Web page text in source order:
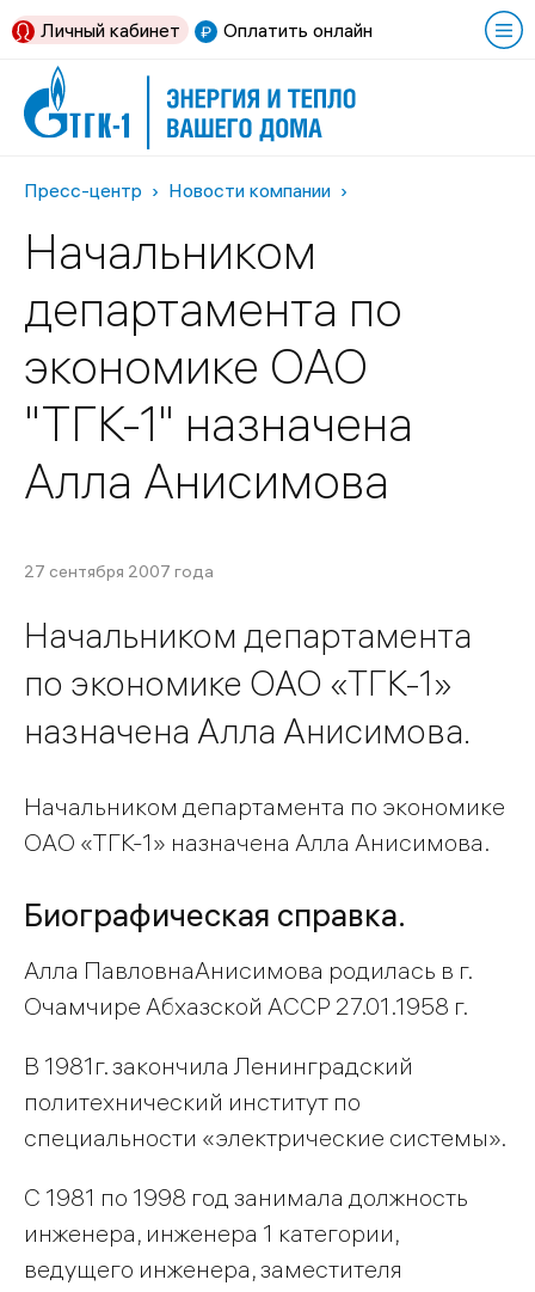
Оплатить онлайн
Личный кабинет
Пресс-центр Новости компании
Начальником
департамента по
экономике ОАО
"ТГК-1" назначена
Алла Анисимова
27 сентября 2007 года
Начальником департамента
по экономике ОАО «ТГК-1»
назначена Алла Анисимова.
Начальником департамента по экономике
ОАО «ТГК-1» назначена Алла Анисимова.
Биографическая справка.
Алла ПавловнаАнисимова родилась в г.
Очамчире Абхазской АССР 27.01.1958 г.
В 1981г. закончила Ленинградский
политехнический институт по
специальности «электрические системы».
С 1981 по 1998 год занимала должность
инженера, инженера 1 категории,
ведущего инженера, заместителя